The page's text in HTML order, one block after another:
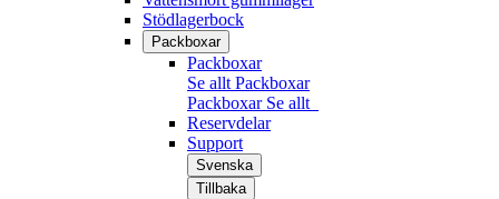
Stödlagerbock
Packboxar
Packboxar
Se allt Packboxar
Packboxar Se allt
Reservdelar
Support
Svenska
Tillbaka